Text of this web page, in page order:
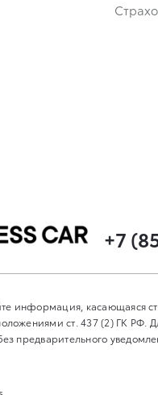
+7
информация, касающаяся
ст. 437 (2) ГК РФ.
предварительного